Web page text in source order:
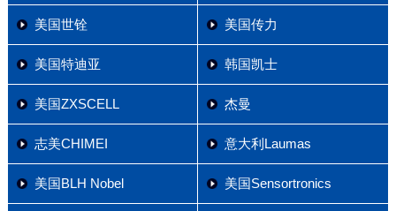
美国世铨 美国传力
美国特迪亚 韩国凯士
美国ZXSCELL 杰曼
志美CHIMEI 意大利Laumas
美国BLH Nobel 美国Sensortronics